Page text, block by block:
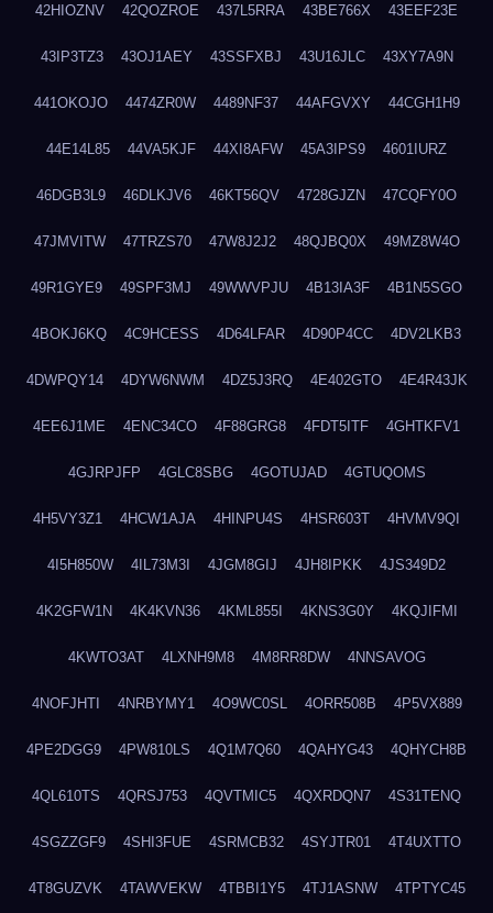
42HIOZNV 42QOZROE 437L5RRA 43BE766X 43EEF23E
43IP3TZ3 43OJ1AEY 43SSFXBJ 43U16JLC 43XY7A9N
441OKOJO 4474ZR0W 4489NF37 44AFGVXY 44CGH1H9
44E14L85 44VA5KJF 44XI8AFW 45A3IPS9 4601IURZ
46DGB3L9 46DLKJV6 46KT56QV 4728GJZN 47CQFY0O
47JMVITW 47TRZS70 47W8J2J2 48QJBQ0X 49MZ8W4O
49R1GYE9 49SPF3MJ 49WWVPJU 4B13IA3F 4B1N5SGO
4BOKJ6KQ 4C9HCESS 4D64LFAR 4D90P4CC 4DV2LKB3
4DWPQY14 4DYW6NWM 4DZ5J3RQ 4E402GTO 4E4R43JK
4EE6J1ME 4ENC34CO 4F88GRG8 4FDT5ITF 4GHTKFV1
4GJRPJFP 4GLC8SBG 4GOTUJAD 4GTUQOMS
4H5VY3Z1 4HCW1AJA 4HINPU4S 4HSR603T 4HVMV9QI
4I5H850W 4IL73M3I 4JGM8GIJ 4JH8IPKK 4JS349D2
4K2GFW1N 4K4KVN36 4KML855I 4KNS3G0Y 4KQJIFMI
4KWTO3AT 4LXNH9M8 4M8RR8DW 4NNSAVOG
4NOFJHTI 4NRBYMY1 4O9WC0SL 4ORR508B 4P5VX889
4PE2DGG9 4PW810LS 4Q1M7Q60 4QAHYG43 4QHYCH8B
4QL610TS 4QRSJ753 4QVTMIC5 4QXRDQN7 4S31TENQ
4SGZZGF9 4SHI3FUE 4SRMCB32 4SYJTR01 4T4UXTTO
4T8GUZVK 4TAWVEKW 4TBBI1Y5 4TJ1ASNW 4TPTYC45